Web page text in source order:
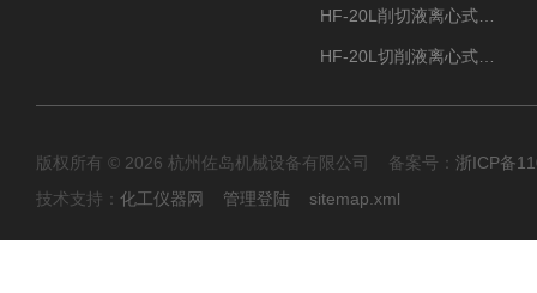
版权所有 © 2026 杭州佐岛机械设备有限公司 备案号： 浙ICP备
技术支持： 化工仪器网 管理登陆 sitemap.xml